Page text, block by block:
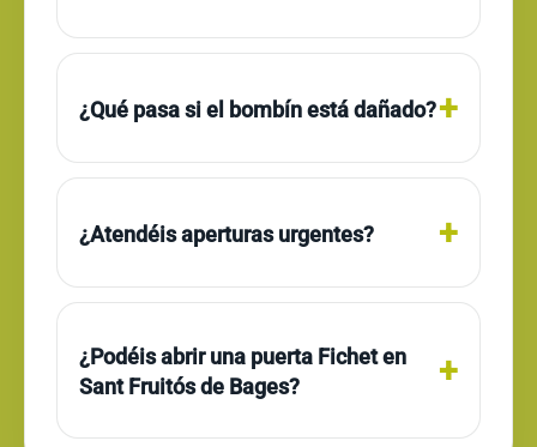
¿Qué pasa si el bombín está dañado?
¿Atendéis aperturas urgentes?
¿Podéis abrir una puerta Fichet en
Sant Fruitós de Bages?